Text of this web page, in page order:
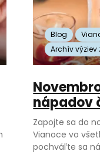
Blog
Archív
nápadov
Zapojte sa do
Vianoce vo
pochváľte sa